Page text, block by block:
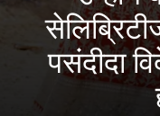
पसंदीदा